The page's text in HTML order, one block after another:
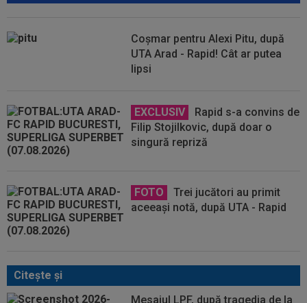
Coșmar pentru Alexi Pitu, după
UTA Arad - Rapid! Cât ar putea
lipsi
EXCLUSIV
Rapid s-a convins de
Filip Stojilkovic, după doar o
singură repriză
FOTO
Trei jucători au primit
aceeași notă, după UTA - Rapid
Citeşte şi
Mesajul LPF, după tragedia de la